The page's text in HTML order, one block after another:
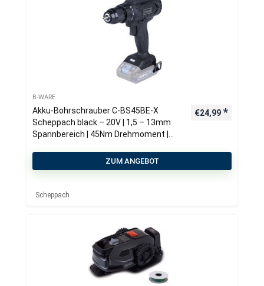
B-WARE
Akku-Bohrschrauber C-BS45BE-X
Scheppach black – 20V | 1,5 – 13mm
Spannbereich | 45Nm Drehmoment |
€24,99
ZUM ANGEBOT
Scheppach